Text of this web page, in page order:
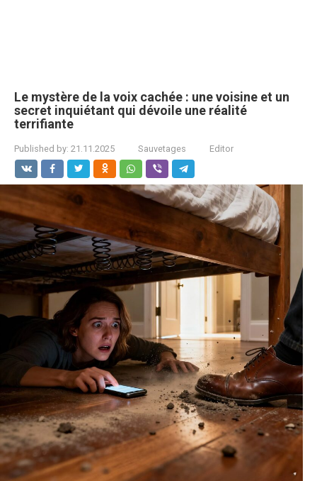
Le mystère de la voix cachée : une voisine et un
secret inquiétant qui dévoile une réalité
terrifiante
Published by: 21.11.2025 Sauvetages Editor